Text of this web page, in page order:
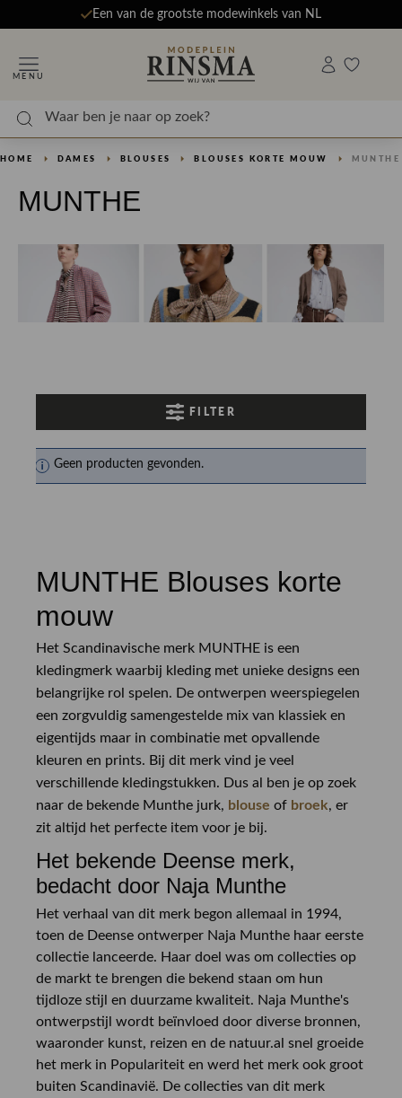
Een van de grootste modewinkels van NL
MENU
HOME DAMES BLOUSES BLOUSES KORTE MOUW MUNTHE
MUNTHE
FILTER
Geen producten gevonden.
MUNTHE Blouses korte
mouw
Het Scandinavische merk MUNTHE is een
kledingmerk waarbij kleding met unieke designs een
belangrijke rol spelen. De ontwerpen weerspiegelen
een zorgvuldig samengestelde mix van klassiek en
eigentijds maar in combinatie met opvallende
kleuren en prints. Bij dit merk vind je veel
verschillende kledingstukken. Dus al ben je op zoek
naar de bekende Munthe jurk, blouse of broek, er
zit altijd het perfecte item voor je bij.
Het bekende Deense merk,
bedacht door Naja Munthe
Het verhaal van dit merk begon allemaal in 1994,
toen de Deense ontwerper Naja Munthe haar eerste
collectie lanceerde. Haar doel was om collecties op
de markt te brengen die bekend staan om hun
tijdloze stijl en duurzame kwaliteit. Naja Munthe's
ontwerpstijl wordt beïnvloed door diverse bronnen,
waaronder kunst, reizen en de natuur.al snel groeide
het merk in Populariteit en werd het merk ook groot
buiten Scandinavië. De collecties van dit merk